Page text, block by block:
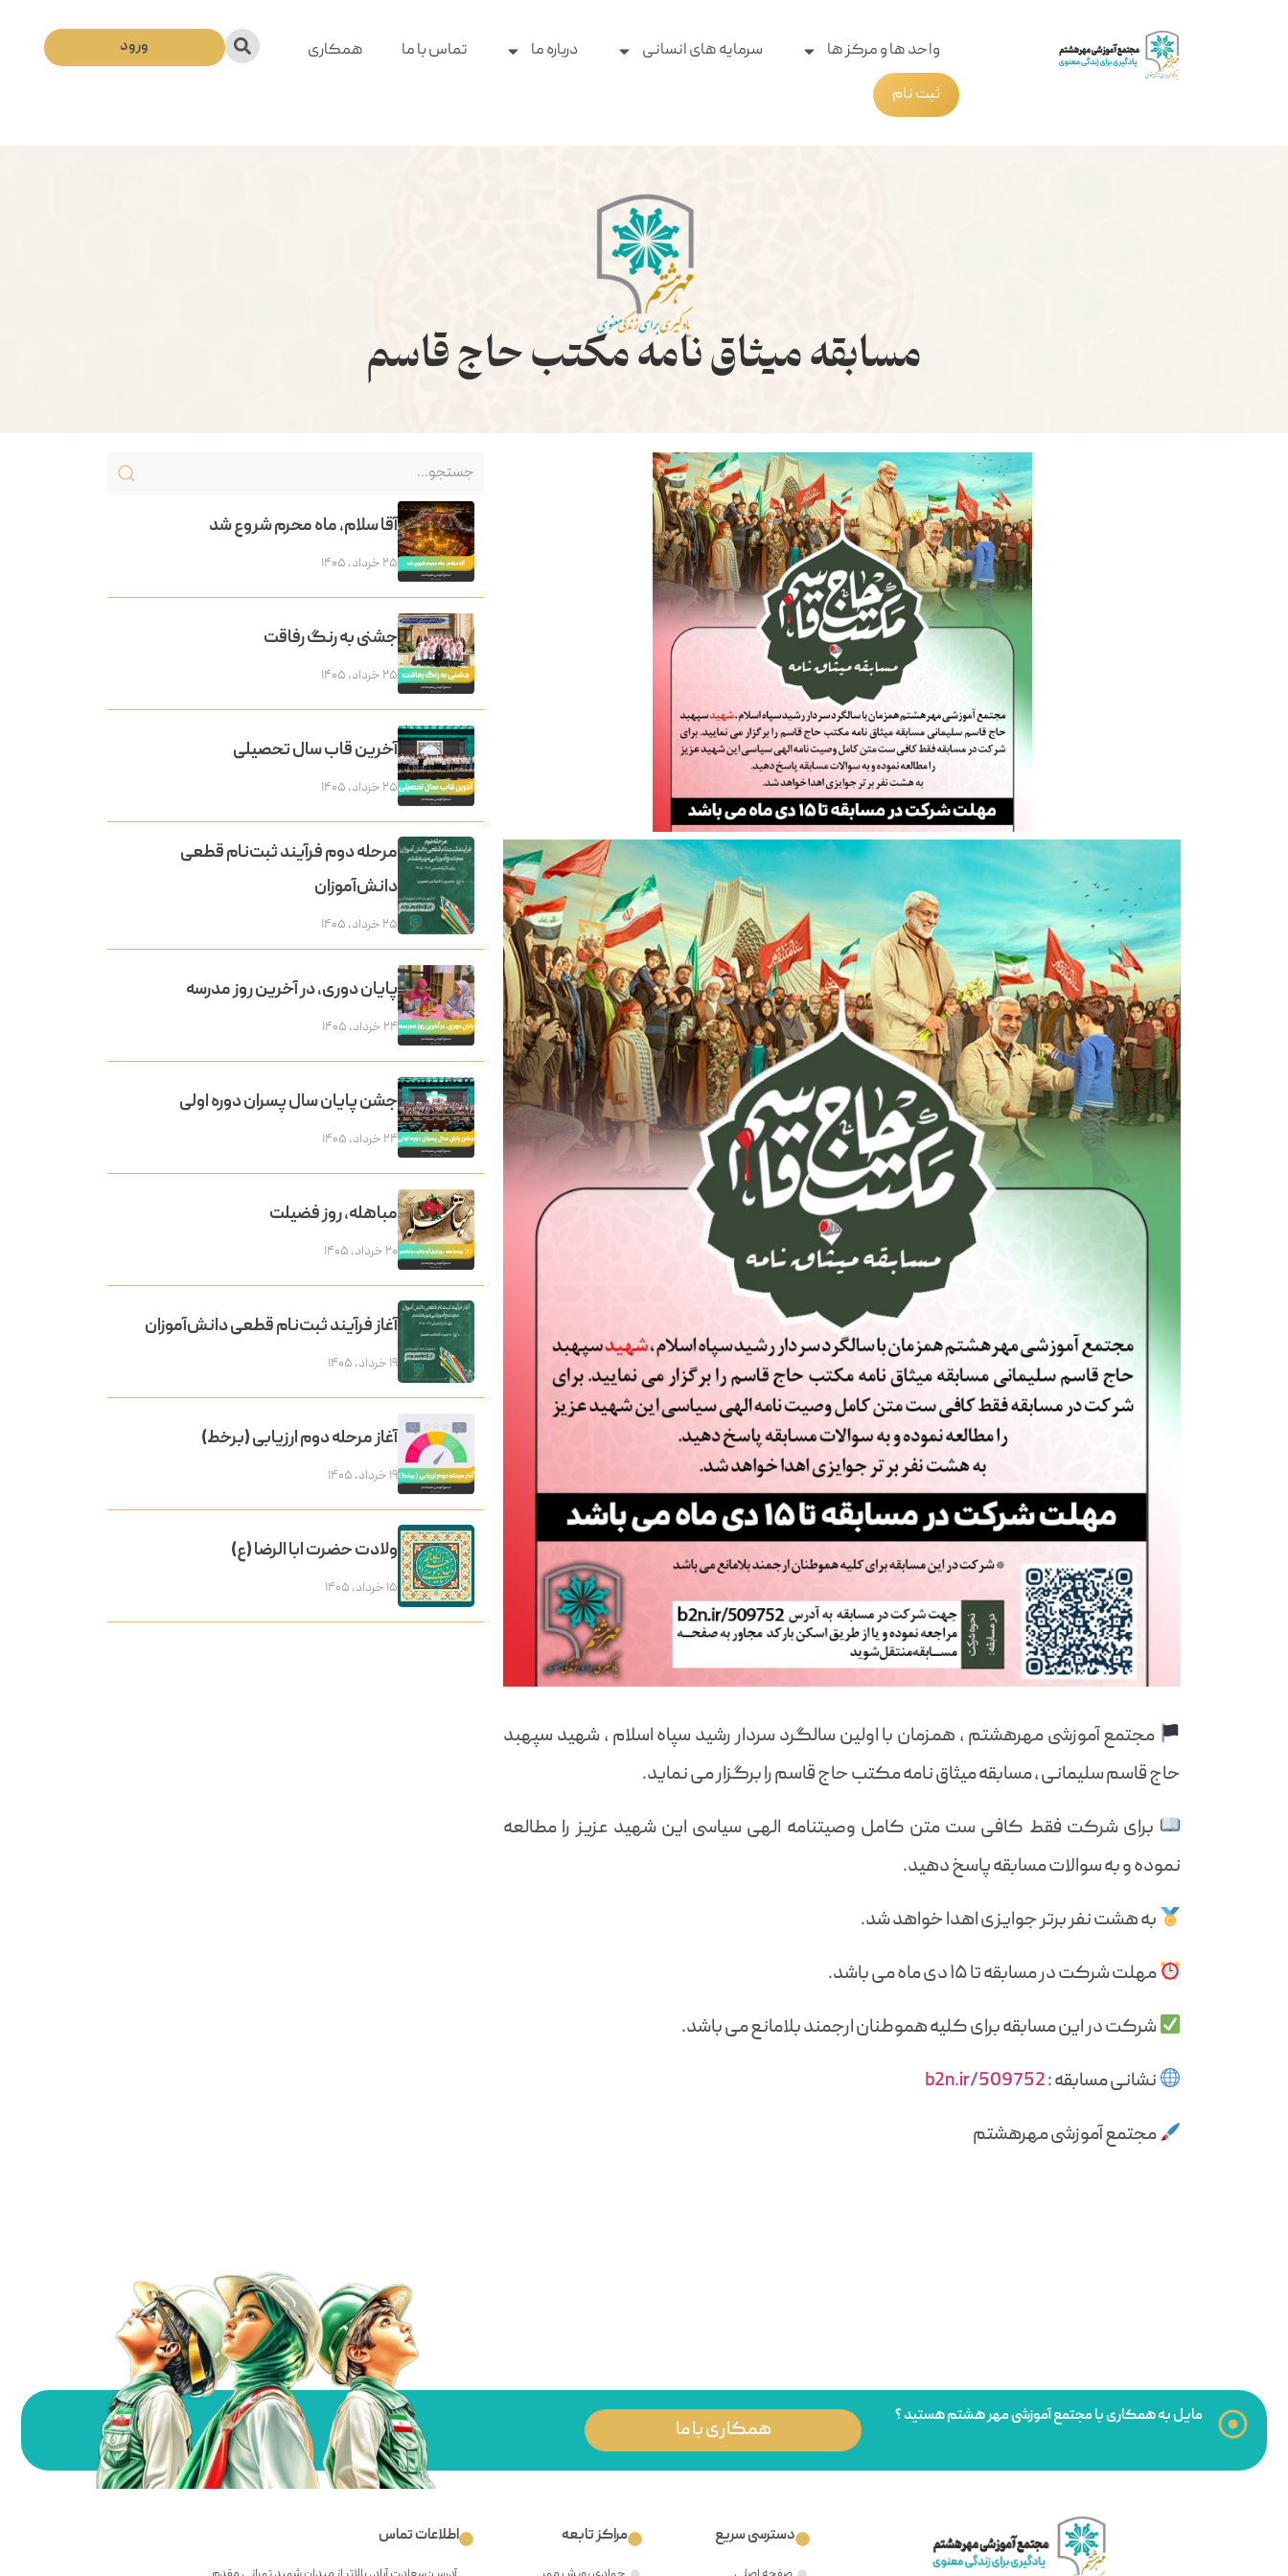
واحد ها و مرکز ها سرمایه های انسانی درباره ما تماس با ما
همکاری
ثبت نام
ورود
مسابقه میثاق نامه مکتب حاج قاسم
مجتمع آموزشی مهرهشتم ، همزمان با اولین سالگرد سردار رشید سپاه اسلام ، شهید سپهبد
حاج قاسم سلیمانی ، مسابقه میثاق نامه مکتب حاج قاسم را برگزار می نماید.
برای شرکت فقط کافی ست متن کامل وصیتنامه الهی سیاسی این شهید عزیز را مطالعه
نموده و به سوالات مسابقه پاسخ دهید.
به هشت نفر برتر جوایزی اهدا خواهد شد.
مهلت شرکت در مسابقه تا ۱۵ دی ماه می باشد.
شرکت در این مسابقه برای کلیه هموطنان ارجمند بلامانع می باشد.
نشانی مسابقه :b2n.ir/509752
مجتمع آموزشی مهرهشتم
آقا سلام، ماه محرم شروع شد
۲۵ خرداد, ۱۴۰۵
جشنی به رنگ رفاقت
۲۵ خرداد, ۱۴۰۵
آخرین قاب سال تحصیلی
۲۵ خرداد, ۱۴۰۵
مرحله دوم فرآیند ثبت‌نام قطعی
دانش‌آموزان
۲۵ خرداد, ۱۴۰۵
پایان دوری، در آخرین روز مدرسه
۲۴ خرداد, ۱۴۰۵
جشن پایان سال پسران دوره اولی
۲۴ خرداد, ۱۴۰۵
مباهله، روز فضیلت
۲۰ خرداد, ۱۴۰۵
آغاز فرآیند ثبت‌نام قطعی دانش‌آموزان
۱۹ خرداد, ۱۴۰۵
آغاز مرحله دوم ارزیابی (برخط)
۱۹ خرداد, ۱۴۰۵
ولادت حضرت ابا الرضا (ع)
۱۵ خرداد, ۱۴۰۵
مایل به همکاری با مجتمع آموزشی مهر هشتم هستید ؟
همکاری با ما
دسترسی سریع مراکز تابعه اطلاعات تماس